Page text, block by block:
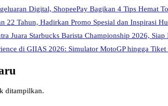
Digital, ShopeePay Bagikan 4 Tips Hemat
22 Tahun, Hadirkan Promo Spesial dan Inspirasi
Juara Starbucks Barista Championship 2026, Siap
di GIIAS 2026: Simulator MotoGP hingga
ditampilkan.